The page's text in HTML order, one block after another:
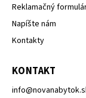
Reklamačný
Napíšte nám
Kontakty
KONTAKT
info@